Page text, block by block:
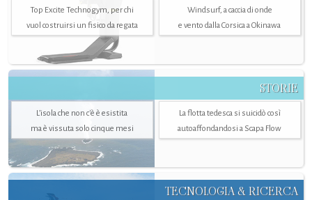
Top Excite Technogym, per chi
vuol costruirsi un fisico da regata
Windsurf, a caccia di onde
e vento dalla Corsica a Okinawa
STORIE
L’isola che non c'è è esistita
ma è vissuta solo cinque mesi
La flotta tedesca si suicidò così
autoaffondandosi a Scapa Flow
TECNOLOGIA & RICERCA